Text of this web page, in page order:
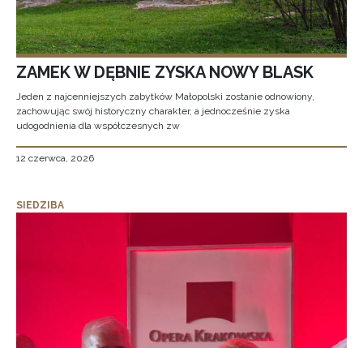
ZAMEK W DĘBNIE ZYSKA NOWY BLASK
Jeden z najcenniejszych zabytków Małopolski zostanie odnowiony,
zachowując swój historyczny charakter, a jednocześnie zyska
udogodnienia dla współczesnych zw
12 czerwca, 2026
SIEDZIBA